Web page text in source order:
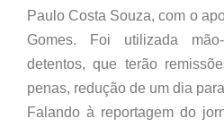
Paulo Costa Souza, com o
Gomes. Foi utilizada
detentos, que terão
penas, redução de um dia
Falando à reportagem do